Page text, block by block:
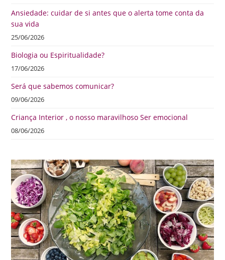
Ansiedade: cuidar de si antes que o alerta tome conta da
sua vida
25/06/2026
Biologia ou Espiritualidade?
17/06/2026
Será que sabemos comunicar?
09/06/2026
Criança Interior , o nosso maravilhoso Ser emocional
08/06/2026